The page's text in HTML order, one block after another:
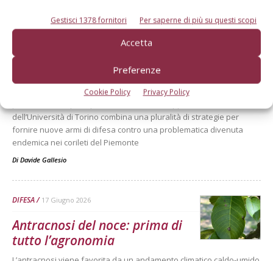
Gestisci 1378 fornitori Per saperne di più su questi scopi
Accetta
Preferenze
Cookie Policy Privacy Policy
23 Luglio 2026
Mal dello stacco del nocciolo:
si cercano nuove soluzioni di
Microrganismi, modelli predittivi e primer genetici per diagnosi
dell’Università di Torino combina una pluralità di strategie per
fornire nuove armi di difesa contro una problematica divenuta
endemica nei corileti del Piemonte
Di Davide Gallesio
DIFESA 17 Giugno 2026
Antracnosi del noce: prima di
tutto l’agronomia